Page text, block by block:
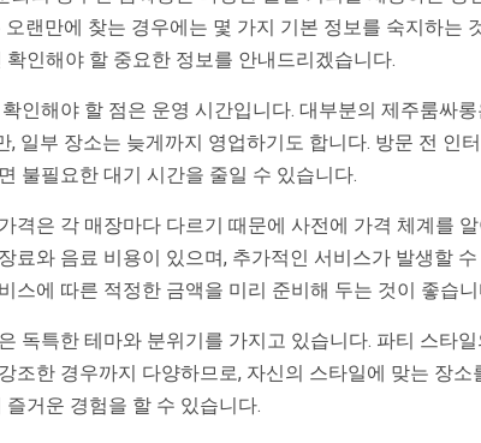
오랜만에 찾는 경우에는 몇 가지 기본 정보를 숙지하는
확인해야 할 중요한 정보를 안내드리겠습니다.
인해야 할 점은 운영 시간입니다. 대부분의 제주룸싸
, 일부 장소는 늦게까지 영업하기도 합니다. 방문 전 인
불필요한 대기 시간을 줄일 수 있습니다.
격은 각 매장마다 다르기 때문에 사전에 가격 체계를
료와 음료 비용이 있으며, 추가적인 서비스가 발생할
스에 따른 적정한 금액을 미리 준비해 두는 것이 좋습니
독특한 테마와 분위기를 가지고 있습니다. 파티 스타
조한 경우까지 다양하므로, 자신의 스타일에 맞는 장소
즐거운 경험을 할 수 있습니다.